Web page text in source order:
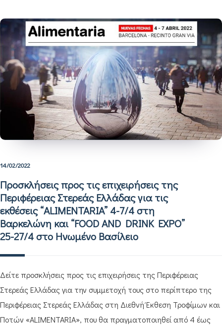
14/02/2022
Προσκλήσεις προς τις επιχειρήσεις της
Περιφέρειας Στερεάς Ελλάδας για τις
εκθέσεις “ALIMENTARIA” 4-7/4 στη
Βαρκελώνη και “FOOD AND DRINK EXPO”
25-27/4 στο Ηνωμένο Βασίλειο
Δείτε προσκλήσεις προς τις επιχειρήσεις της Περιφέρειας
Στερεάς Ελλάδας για την συμμετοχή τους στο περίπτερο της
Περιφέρειας Στερεάς Ελλάδας στη Διεθνή Έκθεση Τροφίμων και
Ποτών «ALIMENTARIA», που θα πραγματοποιηθεί από 4 έως